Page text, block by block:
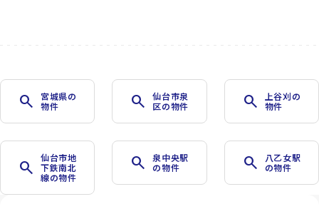
search
宮城県の
物件
search
仙台市泉
区の物件
search
上谷刈の
物件
search
仙台市地
下鉄南北
線の物件
search
泉中央駅
の物件
search
八乙女駅
の物件